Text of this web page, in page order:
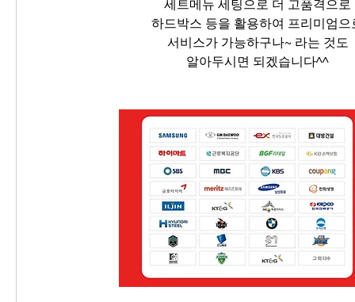
세트메뉴 세팅으로 더 고품격으로
하드박스 등을 활용하여 프리미엄으
서비스가 가능하구나~ 라는 것도
알아두시면 되겠습니다^^